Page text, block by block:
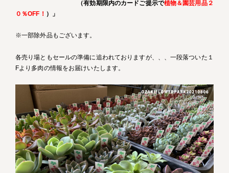
（有効期限内のカードご提示で植物＆園芸用品２
０％OFF！ ）」
※一部除外品もございます。
各売り場ともセールの準備に追われておりますが、、、一段落ついた１
Fより多肉の情報をお届けいたします。